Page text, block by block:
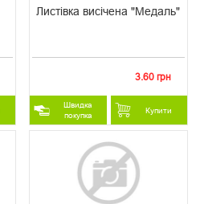
Листівка висічена "Медаль"
3.60 грн
Швидка
покупка
Купити